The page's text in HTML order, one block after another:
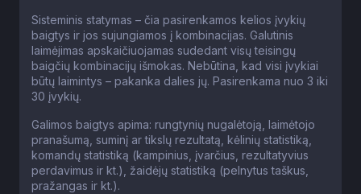
Sisteminis statymas – čia pasirenkamos kelios įvykių
baigtys ir jos sujungiamos į kombinacijas. Galutinis
laimėjimas apskaičiuojamas sudedant visų teisingų
baigčių kombinacijų išmokas. Nebūtina, kad visi įvykiai
būtų laimintys – pakanka dalies jų. Pasirenkama nuo 3 iki
30 įvykių.
Galimos baigtys apima: rungtynių nugalėtoją, laimėtojo
pranašumą, suminį ar tikslų rezultatą, kėlinių statistiką,
komandų statistiką (kampinius, įvarčius, rezultatyvius
perdavimus ir kt.), žaidėjų statistiką (pelnytus taškus,
pražangas ir kt.).